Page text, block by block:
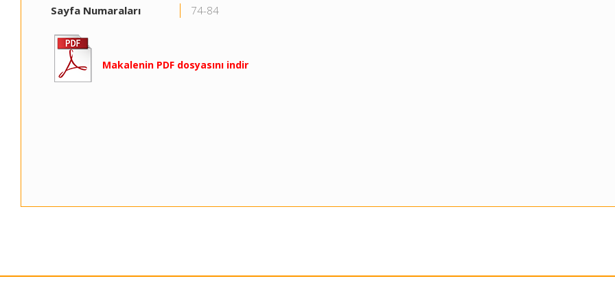
Sayfa Numaraları 74-84
Makalenin PDF dosyasını indir